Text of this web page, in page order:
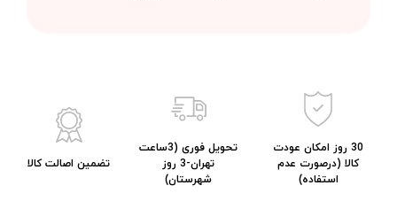
30 روز امکان عودت
کالا (درصورت عدم
استفاده)
تحویل فوری (3ساعت
تهران-3 روز
شهرستان)
تضمین اصالت کالا